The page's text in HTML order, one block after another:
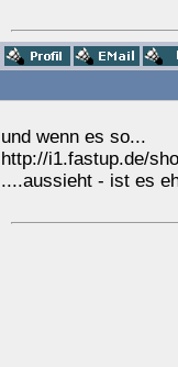
und wenn es so...
http://i1.fastup.de/
....aussieht - ist es